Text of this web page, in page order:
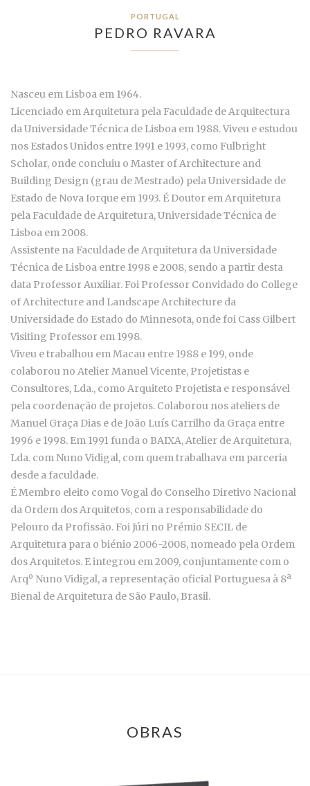
PORTUGAL
PEDRO RAVARA
Nasceu em Lisboa em 1964.
Licenciado em Arquitetura pela Faculdade de Arquitectura
da Universidade Técnica de Lisboa em 1988. Viveu e estudou
nos Estados Unidos entre 1991 e 1993, como Fulbright
Scholar, onde concluiu o Master of Architecture and
Building Design (grau de Mestrado) pela Universidade de
Estado de Nova Iorque em 1993. É Doutor em Arquitetura
pela Faculdade de Arquitetura, Universidade Técnica de
Lisboa em 2008.
Assistente na Faculdade de Arquitetura da Universidade
Técnica de Lisboa entre 1998 e 2008, sendo a partir desta
data Professor Auxiliar. Foi Professor Convidado do College
of Architecture and Landscape Architecture da
Universidade do Estado do Minnesota, onde foi Cass Gilbert
Visiting Professor em 1998.
Viveu e trabalhou em Macau entre 1988 e 199, onde
colaborou no Atelier Manuel Vicente, Projetistas e
Consultores, Lda., como Arquiteto Projetista e responsável
pela coordenação de projetos. Colaborou nos ateliers de
Manuel Graça Dias e de João Luís Carrilho da Graça entre
1996 e 1998. Em 1991 funda o BAIXA, Atelier de Arquitetura,
Lda. com Nuno Vidigal, com quem trabalhava em parceria
desde a faculdade.
É Membro eleito como Vogal do Conselho Diretivo Nacional
da Ordem dos Arquitetos, com a responsabilidade do
Pelouro da Profissão. Foi Júri no Prémio SECIL de
Arquitetura para o biénio 2006-2008, nomeado pela Ordem
dos Arquitetos. E integrou em 2009, conjuntamente com o
Arqº Nuno Vidigal, a representação oficial Portuguesa à 8ª
Bienal de Arquitetura de São Paulo, Brasil.
OBRAS